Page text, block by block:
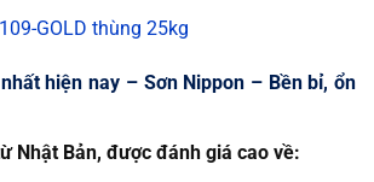
GOLD thùng 25kg
hiện nay – Sơn Nippon – Bền bỉ, ổn
Nhật Bản, được đánh giá cao về: